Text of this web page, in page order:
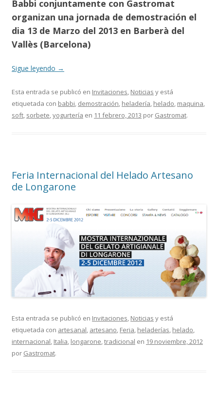
Babbi conjuntamente con Gastromat
organizan una jornada de demostración el
dia 13 de Marzo del 2013 en Barberà del
Vallès (Barcelona)
Sigue leyendo →
Esta entrada se publicó en Invitaciones, Noticias y está
etiquetada con babbi, demostración, heladería, helado, maquina,
soft, sorbete,yogurtería en 11 febrero, 2013 por Gastromat.
Feria Internacional del Helado Artesano
de Longarone
Esta entrada se publicó en Invitaciones, Noticias y está
etiquetada con artesanal, artesano, Feria, heladerías, helado,
internacional, Italia, longarone,tradicional en 19 noviembre, 2012
por Gastromat.